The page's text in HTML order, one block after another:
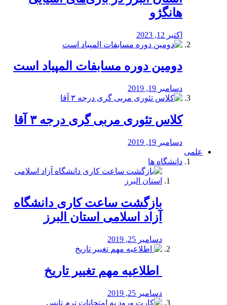
هانگژو
اکتبر 12, 2023
دومین دوره مسابفات المپیاد است
دسامبر 19, 2019
کلاس تئوری مربی گری درجه ۳ آقا
دسامبر 19, 2019
علمی
دانشگاه ها
بازگشت ساعت کاری دانشگاه
آزاد اسلامی استان البرز
دسامبر 25, 2019
️ اطلاعیه مهم تغییر تاریخ
دسامبر 25, 2019